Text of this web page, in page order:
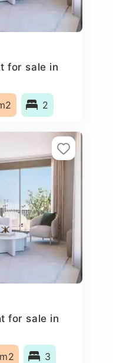
for sale in
2
for sale in
3